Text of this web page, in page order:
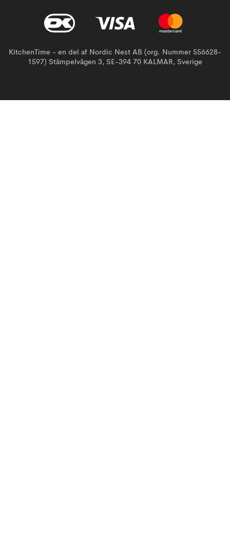
KitchenTime - en del af Nordic Nest AB (org. Nummer 556628-
1597) Stämpelvägen 3, SE-394 70 KALMAR, Sverige